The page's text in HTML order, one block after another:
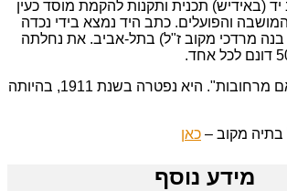
יד (באידיש) תכנית ותקנות להקמת מוסד כעין
והפועלים. כתב היד נמצא בידי נכדה
בנה מרדכי מקוב ז"ל) בתל-אביב. את נחלתה
רבים כינו אותה "האם מרחובות". היא נפטרה בשנת 1911, בהיותה
בתיה מקוב – כאן
מידע נוסף